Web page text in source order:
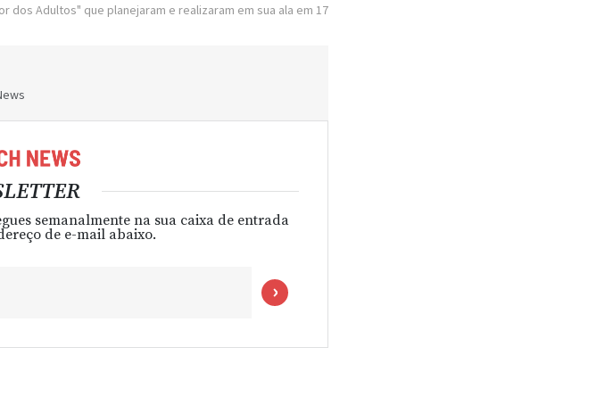
dos Adultos" que planejaram e realizaram em sua ala em 17
semanalmente na sua caixa de entrada
de e-mail abaixo.